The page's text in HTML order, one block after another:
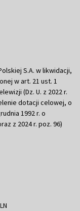
S.A. w likwidacji,
w art. 21 ust. 1
(Dz. U. z 2022 r.
dotacji celowej, o
1992 r. o
z 2024 r. poz. 96)